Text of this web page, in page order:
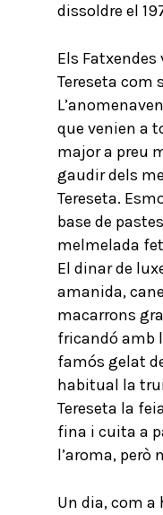
dissoldre el
Els Fatxendes
Tereseta com
que venien a
major a preu
gaudir dels
Tereseta.
base de
melmelada
El dinar de
amanida,
macarrons
fricandó amb
famós gelat
habitual la
Tereseta la
fina i cuita a
l’aroma, però
Un dia, com a